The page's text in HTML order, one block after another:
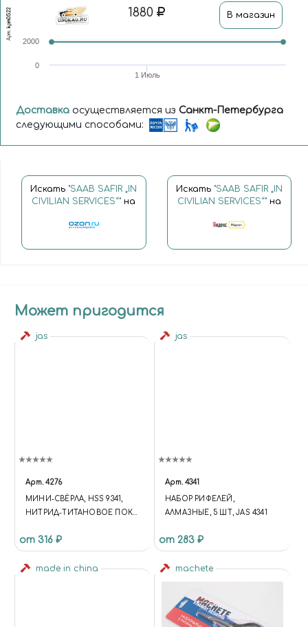
Арт.
kpm0522 1880 В магазин
1 Июль
0
2000
Доставка осуществляется из Санкт-Петербурга
следующими способами:
Искать "SAAB SAFIR „IN
CIVILIAN SERVICES“" на
Искать "SAAB SAFIR „IN
CIVILIAN SERVICES“"на
Может пригодится
jas
Арт. 4276
МИНИ-СВЁРЛА, HSS 9341,
НИТРИД-ТИТАНОВОЕ ПОКР,
от 316 ₽
jas
Арт. 4341
НАБОР РИФЕЛЕЙ,
АЛМАЗНЫЕ, 5 ШТ, JAS 4341
от 283 ₽
made in china machete